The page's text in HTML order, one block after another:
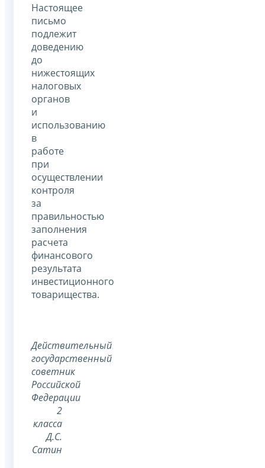
Настоящее
письмо
подлежит
доведению
до
нижестоящих
налоговых
органов
и
использованию
в
работе
при
осуществлении
контроля
за
правильностью
заполнения
расчета
финансового
результата
инвестиционного
товарищества.
Действительный
государственный
советник
Российской
Федерации
2
класса
Д.С.
Сатин